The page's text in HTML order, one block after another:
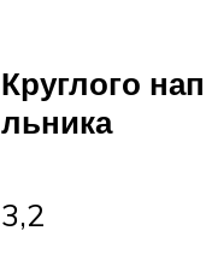
Круглого
льника
3,2